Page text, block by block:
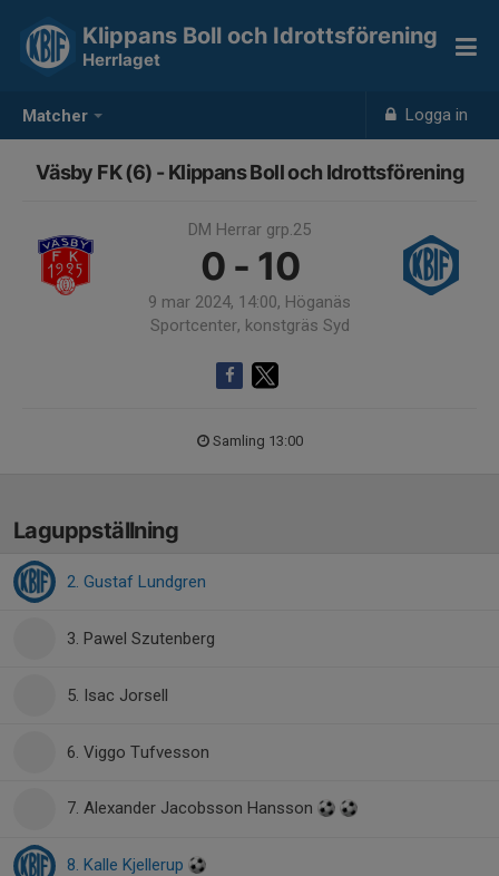
Matcher Logga in
Klippans Boll och Idrottsförening
Herrlaget
Väsby FK (6) - Klippans Boll och Idrottsförening
DM Herrar grp.25
0 - 10
9 mar 2024, 14:00, Höganäs
Sportcenter, konstgräs Syd
Samling 13:00
Laguppställning
2. Gustaf Lundgren
3. Pawel Szutenberg
5. Isac Jorsell
6. Viggo Tufvesson
7. Alexander Jacobsson Hansson
8. Kalle Kjellerup